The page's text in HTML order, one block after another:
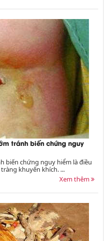
tránh biến chứng nguy
biến chứng nguy hiểm là điều
khuyến khích. ...
Xem thêm